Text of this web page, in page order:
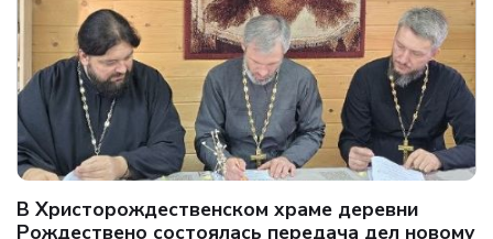
В Христорождественском храме деревни
Рождествено состоялась передача дел новому